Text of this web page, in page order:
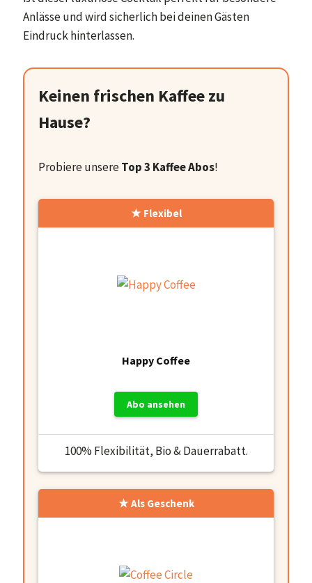
Anlässe und wird sicherlich bei deinen Gästen
Eindruck hinterlassen.
Keinen frischen Kaffee zu
Hause?
Probiere unsereTop 3 Kaffee Abos!
Flexibel
Happy Coffee
Abo ansehen
100% Flexibilität, Bio & Dauerrabatt.
Als Geschenk